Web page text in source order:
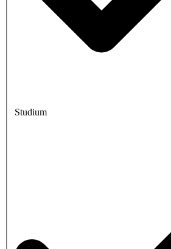
Studium